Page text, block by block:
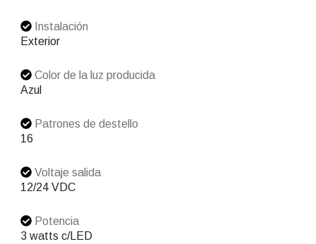
Instalación
Exterior
Color de la luz producida
Azul
Patrones de destello
16
Voltaje salida
12/24 VDC
Potencia
3 watts c/LED